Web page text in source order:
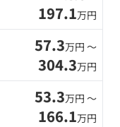
197.1万円
57.3万円 〜
304.3万円
53.3万円 〜
166.1万円